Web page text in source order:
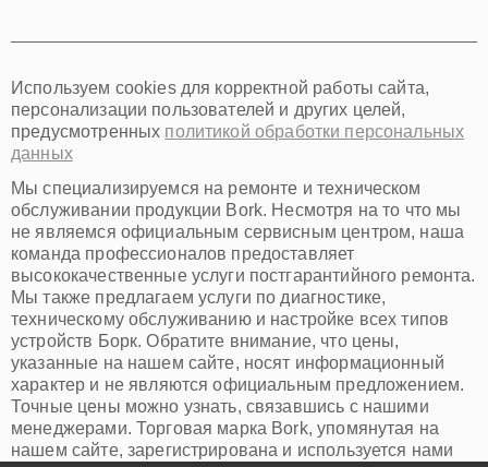
Иркутск
Омск
Красноярск
Пермь
Ульяновск
Киров
Архангельск
Астрахань
Белгород
Благовещенск
Брянск
Владивосток
Владикавказ
Владимир
Волжский
Вологда
Грозный
Иваново
Используем cookies для корректной работы сайта,
персонализации пользователей и других целей,
предусмотренных политикой обработки персональных
данных
Мы специализируемся на ремонте и техническом
обслуживании продукции Bork. Несмотря на то что мы
не являемся официальным сервисным центром, наша
команда профессионалов предоставляет
высококачественные услуги постгарантийного ремонта.
Мы также предлагаем услуги по диагностике,
техническому обслуживанию и настройке всех типов
устройств Борк. Обратите внимание, что цены,
указанные на нашем сайте, носят информационный
характер и не являются официальным предложением.
Точные цены можно узнать, связавшись с нашими
менеджерами. Торговая марка Bork, упомянутая на
нашем сайте, зарегистрирована и используется нами